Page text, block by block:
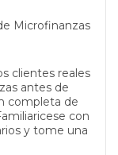
Microfinanzas
clientes reales
antes de
completa de
con
y tome una